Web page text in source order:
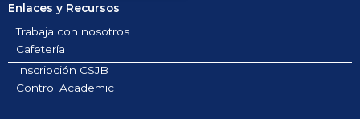
Enlaces y Recursos
Trabaja con nosotros
Cafetería
Inscripción CSJB
Control Academic